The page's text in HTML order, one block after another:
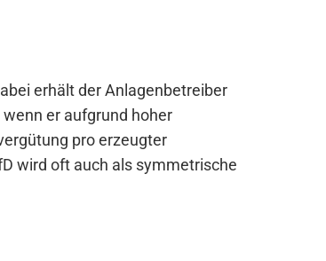
erhält der Anlagenbetreiber
er aufgrund hoher
pro erzeugter
wird oft auch als symmetrische